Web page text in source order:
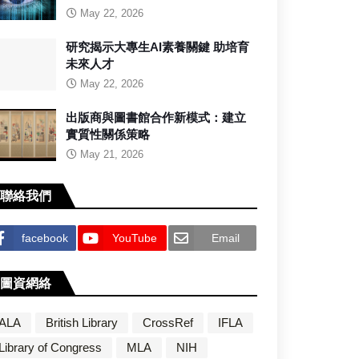
May 22, 2026
研究揭示大專生AI素養關鍵 助培育
未來人才
May 22, 2026
出版商與圖書館合作新模式：建立
實質性關係策略
May 21, 2026
聯絡我們
facebook YouTube Email
圖資網絡
British Library CrossRef
IFLA
of Congress
MLA NIH